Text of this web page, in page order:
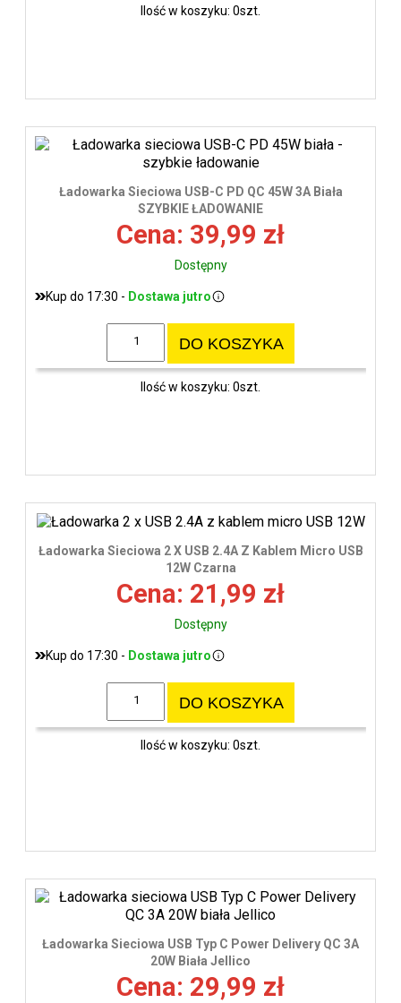
Ilość w koszyku: 0szt.
Ładowarka Sieciowa USB-C PD QC 45W 3A Biała
SZYBKIE ŁADOWANIE
Cena: 39,99 zł
Dostępny
Kup do 17:30 - Dostawa jutro
DO KOSZYKA
Ilość w koszyku: 0szt.
Ładowarka Sieciowa 2 X USB 2.4A Z Kablem Micro USB
12W Czarna
Cena: 21,99 zł
Dostępny
Kup do 17:30 - Dostawa jutro
DO KOSZYKA
Ilość w koszyku: 0szt.
Ładowarka Sieciowa USB Typ C Power Delivery QC 3A
20W Biała Jellico
Cena: 29,99 zł